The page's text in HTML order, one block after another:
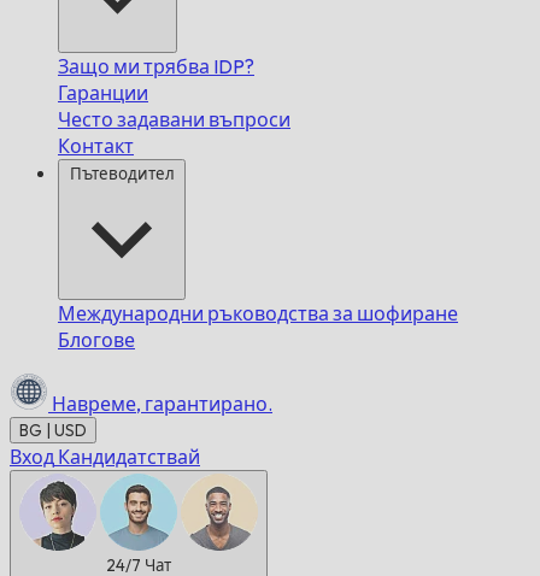
Защо ми трябва IDP?
Гаранции
Често задавани въпроси
Контакт
Пътеводител
Международни ръководства за шофиране
Блогове
Навреме, гарантирано.
BG | USD
Вход Кандидатствай
24/7 Чат